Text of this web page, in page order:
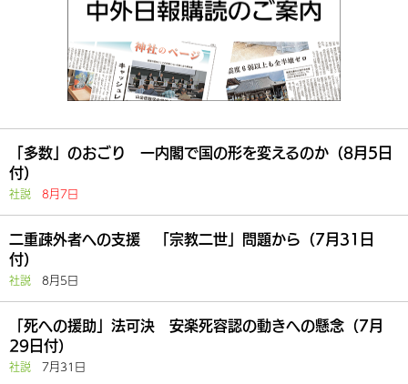
「多数」のおごり 一内閣で国の形を変えるのか（8月5日
付）
社説 8月7日
二重疎外者への支援 「宗教二世」問題から（7月31日
付）
社説 8月5日
「死への援助」法可決 安楽死容認の動きへの懸念（7月
29日付）
社説 7月31日